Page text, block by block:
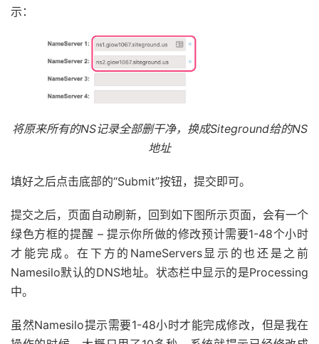
示：
将原来所有的NS记录全部删干净，换成Siteground给的NS
地址
填好之后点击底部的“Submit”按钮，提交即可。
提交之后，页面自动刷新，回到如下图所示页面，会有一个
绿色方框的提醒 – 提示你所做的修改预计需要1-48个小时
才能完成。在下方的NameServers显示的也还是之前
Namesilo默认的DNS地址。状态栏中显示的是Processing
中。
虽然Namesilo提示需要1-48小时才能完成修改，但是我在